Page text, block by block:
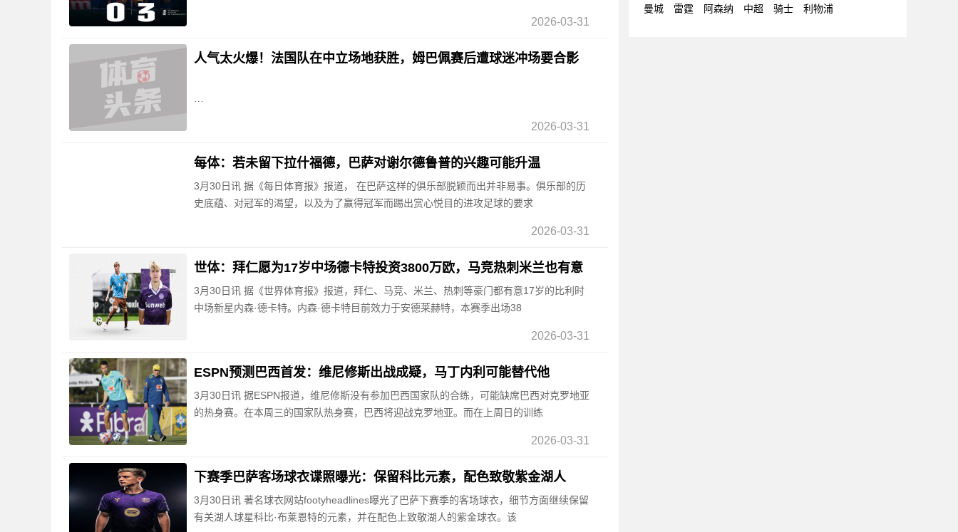
2026-03-31
人气太火爆！法国队在中立场地获胜，姆巴佩赛后遭球迷冲场要合影
2026-03-31
每体：若未留下拉什福德，巴萨对谢尔德鲁普的兴趣可能升温
3月30日讯 据《每日体育报》报道， 在巴萨这样的俱乐部脱颖而出并非易事。俱乐部的历
史底蕴、对冠军的渴望，以及为了赢得冠军而踢出赏心悦目的进攻足球的要求
2026-03-31
世体：拜仁愿为17岁中场德卡特投资3800万欧，马竞热刺米兰也有意
3月30日讯 据《世界体育报》报道，拜仁、马竞、米兰、热刺等豪门都有意17岁的比利时
中场新星内森·德卡特。内森·德卡特目前效力于安德莱赫特，本赛季出场38
2026-03-31
ESPN预测巴西首发：维尼修斯出战成疑，马丁内利可能替代他
3月30日讯 据ESPN报道，维尼修斯没有参加巴西国家队的合练，可能缺席巴西对克罗地亚
的热身赛。在本周三的国家队热身赛，巴西将迎战克罗地亚。而在上周日的训练
2026-03-31
下赛季巴萨客场球衣谍照曝光：保留科比元素，配色致敬紫金湖人
3月30日讯 著名球衣网站footyheadlines曝光了巴萨下赛季的客场球衣，细节方面继续保留
有关湖人球星科比·布莱恩特的元素，并在配色上致敬湖人的紫金球衣。该
曼城 雷霆 阿森纳 中超 骑士 利物浦